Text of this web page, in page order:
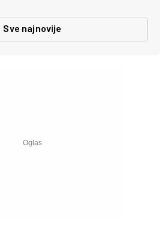
Sve najnovije